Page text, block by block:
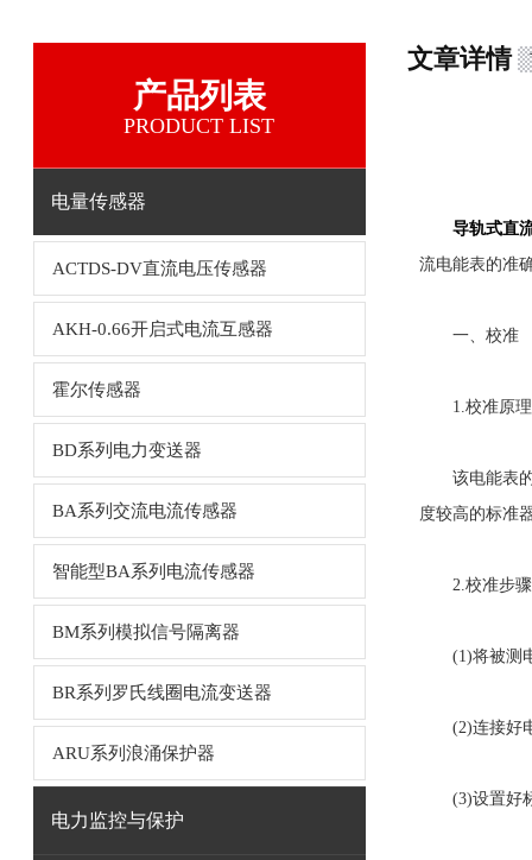
产品列表
PRODUCT LIST
电量传感器
ACTDS-DV直流电压传感器
AKH-0.66开启式电流互感器
霍尔传感器
BD系列电力变送器
BA系列交流电流传感器
智能型BA系列电流传感器
BM系列模拟信号隔离器
BR系列罗氏线圈电流变送器
ARU系列浪涌保护器
电力监控与保护
文章详情
导轨式直
流电能表的准
一、校准
1.校准原理
该电能表的
度较高的标准
2.校准步骤
(1)将被测电
(2)连接好电
(3)设置好标